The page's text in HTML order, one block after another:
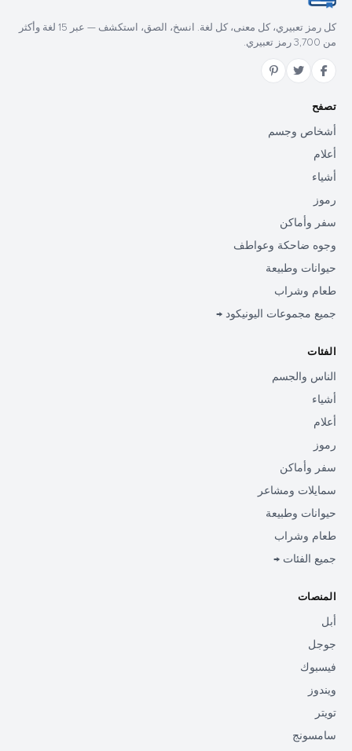
كل رمز تعبيري، كل معنى، كل لغة. انسخ، الصق، استكشف — عبر 15 لغة وأكثر
من 3,700 رمز تعبيري.
تصفح
أشخاص وجسم
أعلام
أشياء
رموز
سفر وأماكن
وجوه ضاحكة وعواطف
حيوانات وطبيعة
طعام وشراب
جميع مجموعات اليونيكود →
الفئات
الناس والجسم
أشياء
أعلام
رموز
سفر وأماكن
سمايلات ومشاعر
حيوانات وطبيعة
طعام وشراب
جميع الفئات →
المنصات
أبل
جوجل
فيسبوك
ويندوز
تويتر
سامسونج